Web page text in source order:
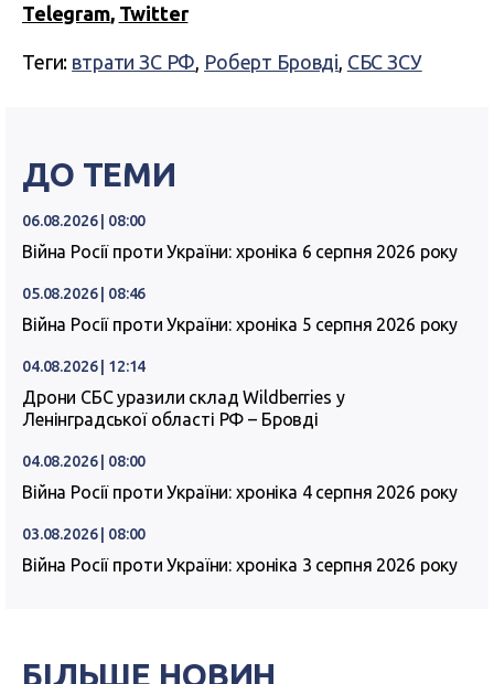
Telegram, Twitter
Теги: втрати ЗС РФ, Роберт Бровді, СБС ЗСУ
ДО ТЕМИ
06.08.2026 | 08:00
Війна Росії проти України: хроніка 6 серпня 2026 року
05.08.2026 | 08:46
Війна Росії проти України: хроніка 5 серпня 2026 року
04.08.2026 | 12:14
Дрони СБС уразили склад Wildberries у
Ленінградської області РФ – Бровді
04.08.2026 | 08:00
Війна Росії проти України: хроніка 4 серпня 2026 року
03.08.2026 | 08:00
Війна Росії проти України: хроніка 3 серпня 2026 року
БІЛЬШЕ НОВИН